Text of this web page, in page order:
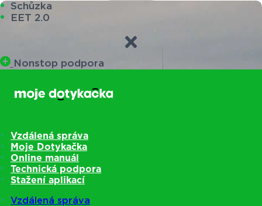
Schůzka
EET 2.0
Nonstop podpora
Vzdálená správa
Moje Dotykačka
Online manuál
Technická podpora
Stažení aplikací
Vzdálená správa